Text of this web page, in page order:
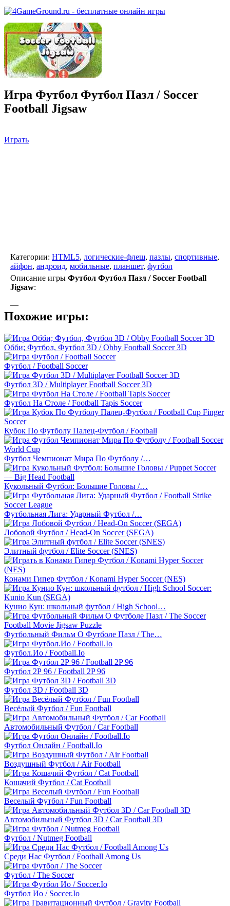
Игра Футбол Футбол Пазл / Soccer
Football Jigsaw
Играть
Категории: HTML5, логические-флеш, пазлы, спортивные,
айфон, андроид, мобильные, планшет, футбол
Описание игры Футбол Футбол Пазл / Soccer Football
Jigsaw:
—
Похожие игры:
Обби; Футбол, Футбол 3D / Obby Football Soccer 3D
Футбол / Football Soccer
Футбол 3D / Multiplayer Football Soccer 3D
Футбол На Столе / Football Tapis Soccer
Кубок По Футболу Палец-Футбол / Football
Футбол Чемпионат Мира По Футболу /…
Кукольный Футбол: Большие Головы /…
Футбольная Лига: Ударный Футбол /…
Лобовой Футбол / Head-On Soccer (SEGA)
Элитный футбол / Elite Soccer (SNES)
Конами Гипер Футбол / Konami Hyper Soccer (NES)
Кунио Кун: школьный футбол / High School…
Футбольный Фильм О Футболе Пазл / The…
Футбол.Ио / Football.Io
Футбол 2Р 96 / Football 2P 96
Футбол 3D / Football 3D
Весёлый Футбол / Fun Football
Автомобильный Футбол / Car Football
Футбол Онлайн / Football.Io
Воздушный Футбол / Air Football
Кошачий Футбол / Cat Football
Веселый Футбол / Fun Football
Автомобильный Футбол 3D / Car Football 3D
Футбол / Nutmeg Football
Среди Нас Футбол / Football Among Us
Футбол / The Soccer
Футбол Ио / Soccer.Io